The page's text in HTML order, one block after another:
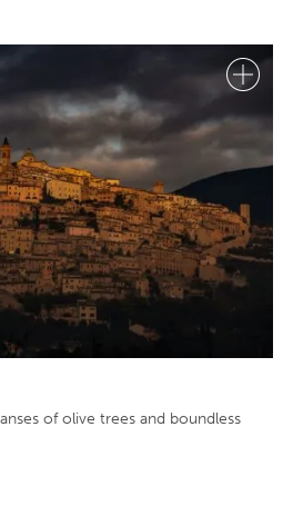
of olive trees and boundless